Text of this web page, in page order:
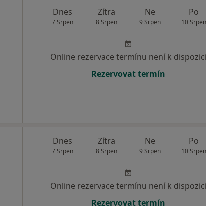
Dnes
7 Srpen
Zítra
8 Srpen
Ne
9 Srpen
Po
10 Srpen
Online rezervace termínu není k dispozici
Rezervovat termín
Dnes
7 Srpen
Zítra
8 Srpen
Ne
9 Srpen
Po
10 Srpen
Online rezervace termínu není k dispozici
Rezervovat termín